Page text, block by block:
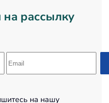
на рассылку
на нашу